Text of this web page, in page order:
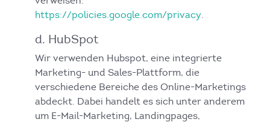
https://policies.google.com/privacy.
d. HubSpot
Wir verwenden Hubspot, eine integrierte
Marketing- und Sales-Plattform, die
verschiedene Bereiche des Online-Marketings
abdeckt. Dabei handelt es sich unter anderem
um E-Mail-Marketing, Landingpages,